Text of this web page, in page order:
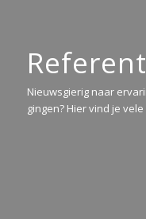
Nieuwsgierig naar
gingen? Hier vind je